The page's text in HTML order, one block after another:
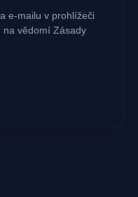
e-mailu v prohlížeči
vědomí Zásady